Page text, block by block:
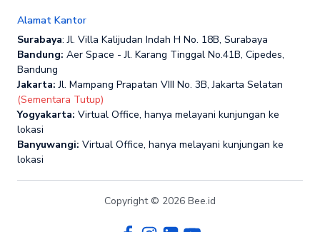
Alamat Kantor
Surabaya: Jl. Villa Kalijudan Indah H No. 18B, Surabaya
Bandung: Aer Space - Jl. Karang Tinggal No.41B, Cipedes,
Bandung
Jakarta: Jl. Mampang Prapatan VIII No. 3B, Jakarta Selatan
(Sementara Tutup)
Yogyakarta: Virtual Office, hanya melayani kunjungan ke
lokasi
Banyuwangi: Virtual Office, hanya melayani kunjungan ke
lokasi
Copyright © 2026 Bee.id